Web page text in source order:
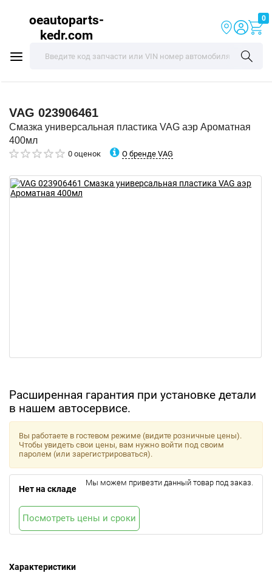
oeautoparts-
kedr.com
0
VAG 023906461
Смазка универсальная пластика VAG аэр Ароматная
400мл
0 оценок О бренде VAG
Расширенная гарантия при установке детали
в нашем автосервисе.
Характеристики
Вы работаете в гостевом режиме (видите розничные цены).
Чтобы увидеть свои цены, вам нужно войти под своим
паролем (или зарегистрироваться).
Нет на складе
Мы можем привезти данный товар под заказ.
Посмотреть цены и сроки